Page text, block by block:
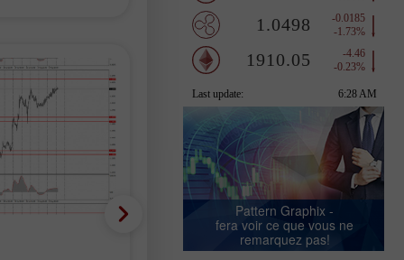
Plan de négociation
Pattern Graphix -
fera voir ce que vous ne
remarquez pas!